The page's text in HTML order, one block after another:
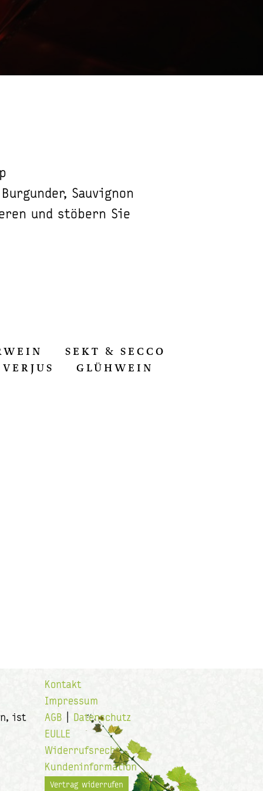
Sauvignon
und stöbern Sie
SEKT & SECCO
VERJUS
GLÜHWEIN
ist
Kontakt
Impressum
AGB
Datenschutz
EULLE
Widerrufsrecht
Kundeninformation
Vertrag widerrufen